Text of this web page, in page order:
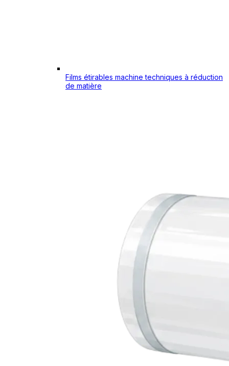
Films étirables machine techniques à réduction
de matière